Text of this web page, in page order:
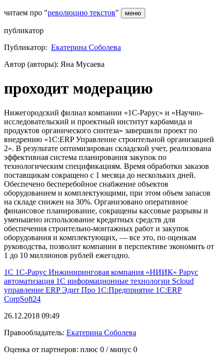
читаем про "революцию текстов" меню
публикатор
Публикатор: Екатерина Соболева
Автор (авторы): Яна Мусаева
проходит модерацию
Нижегородский филиал компании «1С-Рарус» и «Научно-
исследовательский и проектный институт карбамида и
продуктов органического синтеза» завершили проект по
внедрению «1С:ERP Управление строительной организацией
2». В результате оптимизирован складской учет, реализована
эффективная система планирования закупок по
технологическим спецификациям. Время обработки заказов
поставщикам сокращено с 1 месяца до нескольких дней.
Обеспечено бесперебойное снабжение объектов
оборудованием и комплектующими, при этом объем запасов
на складе снижен на 30%. Организовано оперативное
финансовое планирование, сокращены кассовые разрывы и
уменьшено использование кредитных средств для
обеспечения строительно-монтажных работ и закупок
оборудования и комплектующих, — все это, по оценкам
руководства, позволит компании в перспективе экономить от
1 до 10 миллионов рублей ежегодно.
1С 1С-Рарус Инжиниринговая компания «НИИК» Рарус
автоматизация 1С информационные технологии Scloud
управление ERPЭдит Про 1С:Предприятие 1С:ERP
CorpSoft24
26.12.2018 09:49
Правообладатель: Екатерина Соболева
Оценка от партнеров: плюс 0 / минус 0